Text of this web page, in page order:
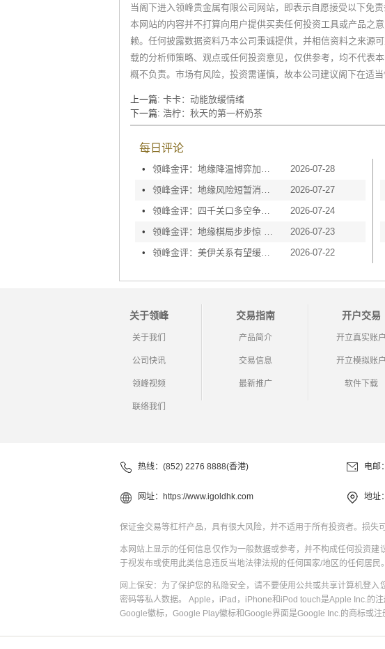
当阁下进入领峰贵金属有限公司网站，即表示自愿接受以下免责
本网站的内容并不打算向用户提供买卖任何投资工具或产品之
赖。任何披露数据资料乃本公司秉诚提供，并相信资料之来源
载的分析师策略、观点或任何投资意见，仅供参考，均不代表
概不负责。市场有风险，投资需谨慎，故本公司建议阁下在适当
上一篇: 卡卡：动能放缓情绪
下一篇: 浩柠：秋天的第一杯奶茶
每日评论
•
2026-07-28
•
2026-07-27
•
领峰金评：四千关口多空争夺 加息阴云笼罩金市
2026-07-24
•
2026-07-23
•
领峰金评：美伊关系有望缓和 黄金趁势迅速反弹 2026-07-22
关于领峰
关于我们
公司快讯
领峰视频
联络我们
交易指南
产品简介
交易信息
最新推广
开户交易
开立真实账户
开立模拟账户
软件下载
热线：(852) 2276 8888(香港) 电邮
网址： https://www.igoldhk.com 地址
保证金交易等杠杆产品，具有很大风险，并不适用于所有投资者。损失
本网站上显示的任何信息仅作为一般数据或参考，并不构成任何投资
于视发布或使用此类信息违反当地法律法规的任何国家/地区的任何居
网上保安：为了保护您的私隐安全，请不要使用公共或共享计算机登
密码等私人数据。 Apple，iPad，iPhone和iPod touch是Apple Inc.的
Google徽标，Google Play徽标和Google界面是Google Inc.的商标或注